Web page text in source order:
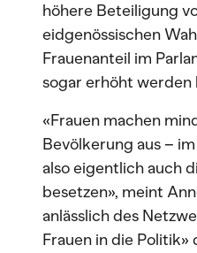
höhere Beteiligung
eidgenössischen
Frauenanteil im
sogar erhöht werden
«Frauen machen
Bevölkerung aus –
also eigentlich auch
besetzen», meint
anlässlich des
Frauen in die Politik»